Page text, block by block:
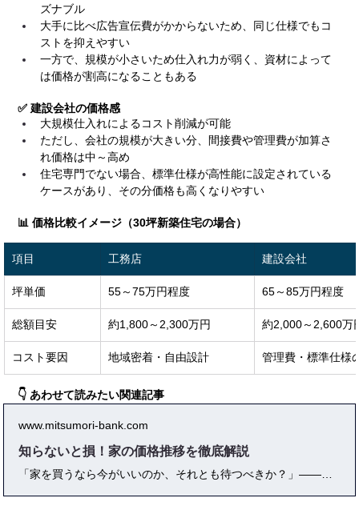
ズナブル
大手に比べ広告宣伝費がかからないため、同じ仕様でもコ
ストを抑えやすい
一方で、規模が小さいため仕入れ力が弱く、資材によって
は価格が割高になることもある
✅ 建設会社の価格感
大規模仕入れによるコスト削減が可能
ただし、会社の規模が大きい分、間接費や管理費が加算さ
れ価格は中～高め
住宅専門でない場合、標準仕様が高性能に設定されている
ケースがあり、その分価格も高くなりやすい
📊 価格比較イメージ（30坪新築住宅の場合）
項目 工務店 建設会社
坪単価 55～75万円程度 65～85万円程度
総額目安 約1,800～2,300万円 約2,000～2,600万
コスト要因 地域密着・自由設計 管理費・標準仕様
👇 あわせて読みたい関連記事
www.mitsumori-bank.com
知らないと損！家の価格推移を徹底解説